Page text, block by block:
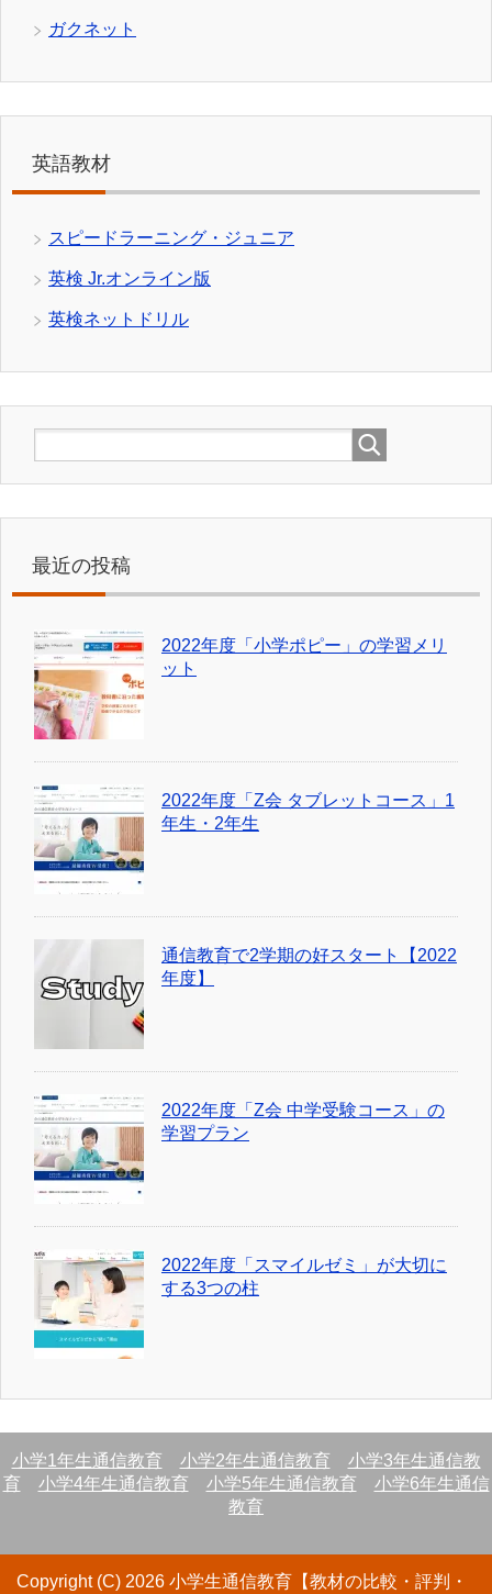
ガクネット
英語教材
スピードラーニング・ジュニア
英検 Jr.オンライン版
英検ネットドリル
最近の投稿
2022年度「小学ポピー」の学習メリ
ット
2022年度「Z会 タブレットコース」1
年生・2年生
通信教育で2学期の好スタート【2022
年度】
2022年度「Z会 中学受験コース」の
学習プラン
2022年度「スマイルゼミ」が大切に
する3つの柱
小学1年生通信教育 小学2年生通信教育
小学3年生通信教
育
小学4年生通信教育 小学5年生通信教育
小学6年生通信
教育
Copyright (C) 2026 小学生通信教育【教材の比較・評判・